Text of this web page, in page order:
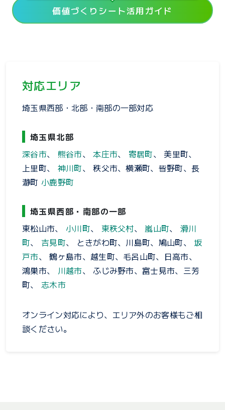
価値づくりシート活用ガイド
対応エリア
埼玉県西部・北部・南部の一部対応
埼玉県北部
深谷市、 熊谷市、本庄市、 寄居町、 美里町、
上里町、 神川町、 秩父市、横瀬町、皆野町、長
瀞町 小鹿野町
埼玉県西部・南部の一部
東松山市、 小川町、 東秩父村、 嵐山町、滑川
町、 吉見町、 ときがわ町、川島町、鳩山町、 坂
戸市、 鶴ヶ島市、越生町、毛呂山町、日高市、
鴻巣市、 川越市、 ふじみ野市、富士見市、三芳
町、 志木市
オンライン対応により、エリア外のお客様もご相
談ください。